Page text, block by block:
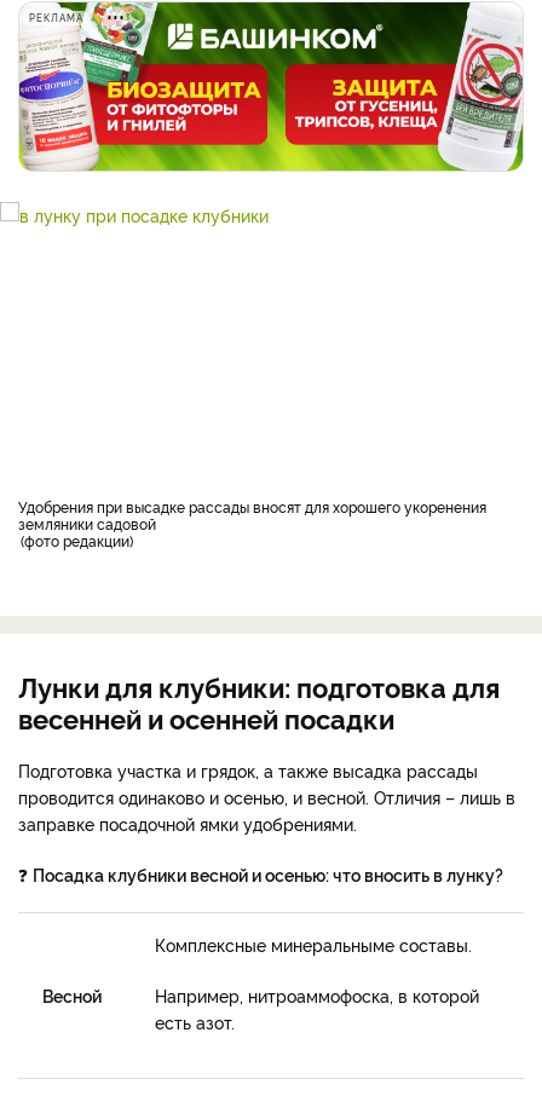
РЕКЛАМА
Удобрения при высадке рассады вносят для хорошего укоренения
земляники садовой
фото редакции
Лунки для клубники: подготовка для
весенней и осенней посадки
Подготовка участка и грядок, а также высадка рассады
проводится одинаково и осенью, и весной. Отличия – лишь в
заправке посадочной ямки удобрениями.
❓ Посадка клубники весной и осенью: что вносить в лунку?
Весной
Комплексные минеральныме составы.
Например, нитроаммофоска, в которой
есть азот.